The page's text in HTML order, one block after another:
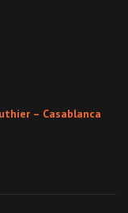
– Casablanca